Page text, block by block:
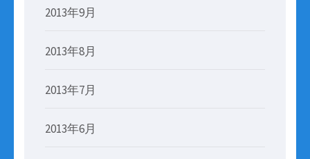
2013年9月
2013年8月
2013年7月
2013年6月